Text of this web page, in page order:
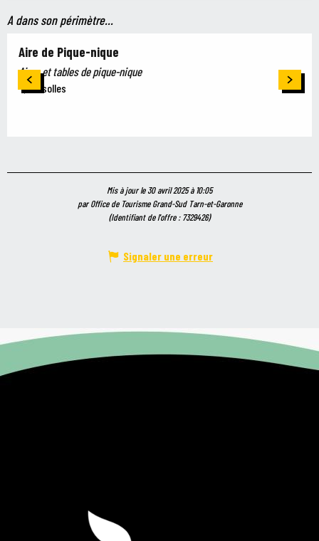
A dans son périmètre...
Aire de Pique-nique
Aires et tables de pique-nique
Grisolles
Mis à jour le 30 avril 2025 à 10:05
par Office de Tourisme Grand-Sud Tarn-et-Garonne
(Identifiant de l'offre :7329426)
Signaler une erreur